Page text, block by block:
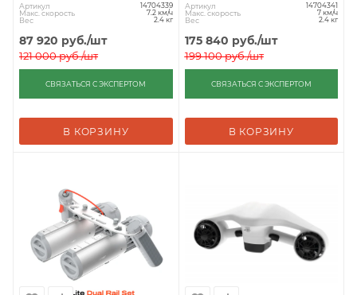
Артикул 14704339
Макс. скорость 7.2 км/ч
Вес 2.4 кг
87 920 руб./шт
121 000руб./шт
СВЯЗАТЬСЯ С ЭКСПЕРТОМ
В КОРЗИНУ
Артикул 14704341
Макс. скорость 7 км/ч
Вес 2.4 кг
175 840 руб./шт
199 100руб./шт
СВЯЗАТЬСЯ С ЭКСПЕРТОМ
В КОРЗИНУ